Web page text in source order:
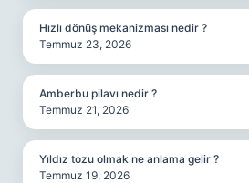
Hızlı dönüş mekanizması nedir ?
Temmuz 23, 2026
Amberbu pilavı nedir ?
Temmuz 21, 2026
Yıldız tozu olmak ne anlama gelir ?
Temmuz 19, 2026